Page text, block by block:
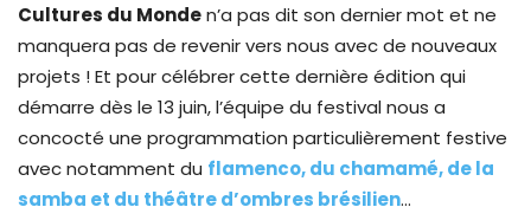
Cultures du Monden’a pas dit son dernier mot et ne
manquera pas de revenir vers nous avec de nouveaux
projets ! Et pour célébrer cette dernière édition qui
démarre dès le 13 juin, l’équipe du festival nous a
concocté une programmation particulièrement festive
avec notamment du flamenco, du chamamé, de la
samba et du théâtre d’ombres brésilien…